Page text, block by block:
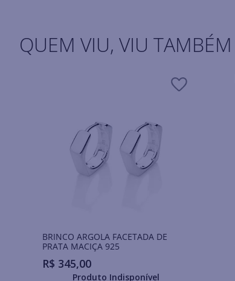
QUEM VIU, VIU TAMBÉM
BRINCO ARGOLA FACETADA DE
PRATA MACIÇA 925
R$ 345,00
Produto Indisponível